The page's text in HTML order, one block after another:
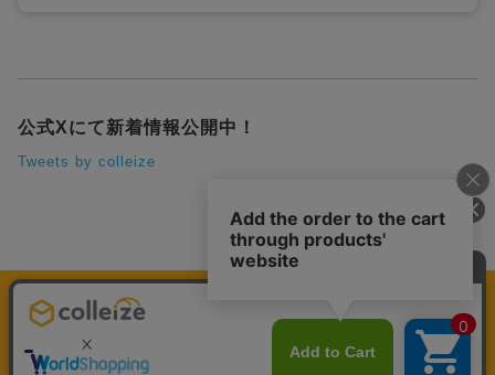
公式Xにて新着情報公開中！
Tweets by colleize
運営会社 個人情報保護方針
colleize Pay利用規約